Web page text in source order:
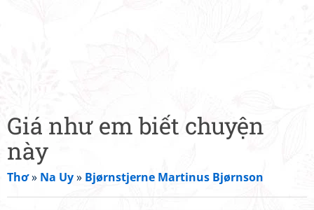
Giá như em biết chuyện
này
Thơ» Na Uy» Bjørnstjerne Martinus Bjørnson